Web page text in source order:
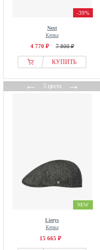
-39%
Next
Кепка
4 770 ₽ 7 800 ₽
КУПИТЬ
←3 цвета→
NEW
Lierys
Кепка
15 665 ₽